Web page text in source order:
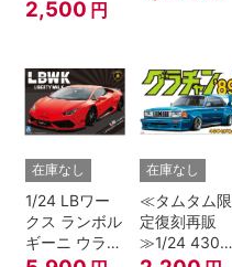
2,500 円
在庫なし
1/24 LBワー
クス ランボル
ギーニ ウラカ
ン Ver.1
在庫なし
≪タムタム限
定復刻再販
≫1/24 430セ
ドリック